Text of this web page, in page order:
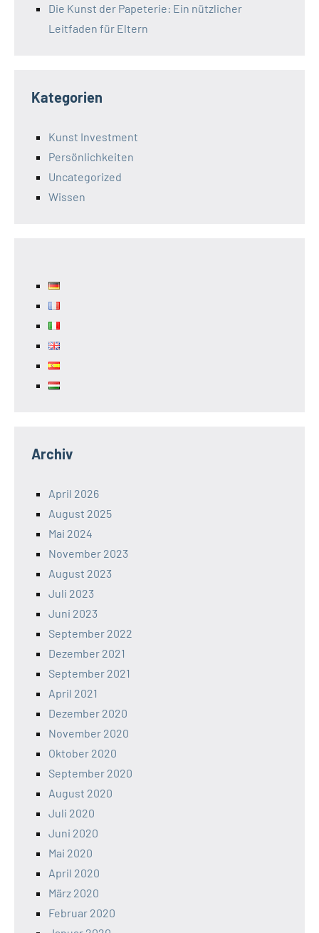
Die Kunst der Papeterie: Ein nützlicher
Leitfaden für Eltern
Kategorien
Kunst Investment
Persönlichkeiten
Uncategorized
Wissen
Archiv
April 2026
August 2025
Mai 2024
November 2023
August 2023
Juli 2023
Juni 2023
September 2022
Dezember 2021
September 2021
April 2021
Dezember 2020
November 2020
Oktober 2020
September 2020
August 2020
Juli 2020
Juni 2020
Mai 2020
April 2020
März 2020
Februar 2020